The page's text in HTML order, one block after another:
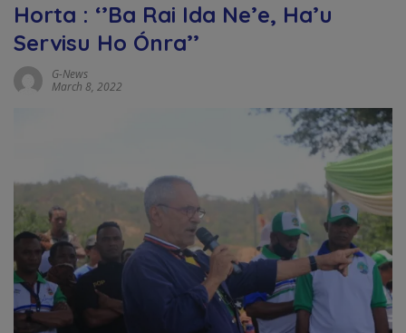
Horta : ‘’Ba Rai Ida Ne’e, Ha’u
Servisu Ho Ónra’’
G-News
March 8, 2022